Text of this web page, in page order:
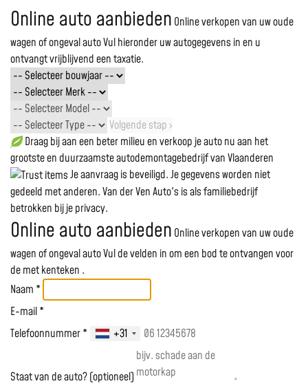
Online auto aanbieden Online verkopen van uw oude
wagen of ongeval autoVul hieronder uw autogegevens in en u
ontvangt vrijblijvend een taxatie.
Volgende stap ›
Draag bij aan een beter milieu en verkoop je auto nu aan het
grootste en duurzaamste autodemontagebedrijf van Vlaanderen
Je aanvraag is beveiligd. Je gegevens worden niet
gedeeld met anderen. Van der Ven Auto's is als familiebedrijf
betrokken bij je privacy.
Online auto aanbieden Online verkopen van uw oude
wagen of ongeval autoVul de velden in om een bod te ontvangen voor
demet kenteken .
Naam *
E-mail *
Telefoonnummer *
+31
Staat van de auto? (optioneel)